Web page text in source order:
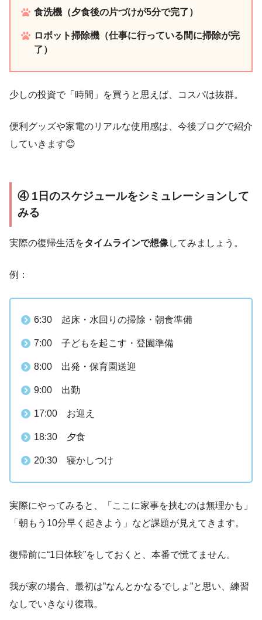
食洗機（夕食後の片づけが5分で完了）
ロボット掃除機（仕事に行っている間に掃除が完
了）
少しの投資で「時間」を買うと思えば、コスパは抜群。
便利グッズや家電のリアルな使用感は、今後ブログで紹介
していきます😊
④ 1日のスケジュールをシミュレーションして
みる
実際の復帰生活をタイムラインで想像 してみましょう。
例：
6:30 起床・水回りの掃除・朝食準備
7:00 子どもを起こす・登園準備
8:00 出発・保育園送迎
9:00 出勤
17:00 お迎え
18:30 夕食
20:30 寝かしつけ
実際にやってみると、「ここに家事を挟むのは無理かも」
「朝もう10分早く起きよう」など課題が見えてきます。
復帰前に“1日体験”をしておくと、本番で慌てません。
我が家の場合、最初は”なんとかなるでしょ”と思い、練習
なしでいきなり復職。